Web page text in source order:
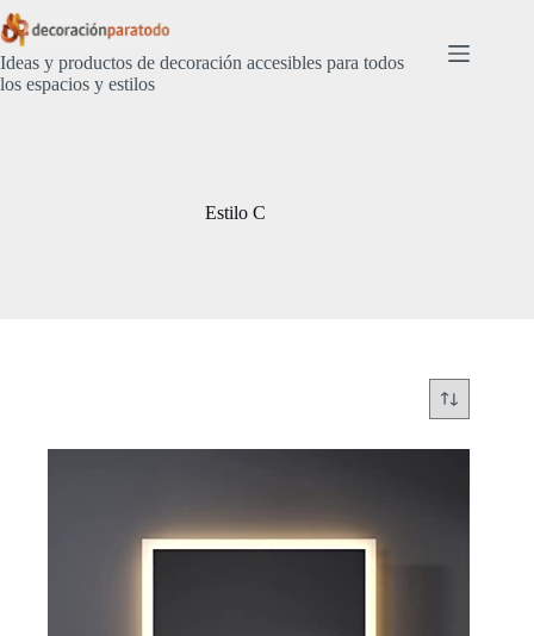
Saltar
al
contenido
Ideas y productos de decoración accesibles para todos
los espacios y estilos
Estilo C